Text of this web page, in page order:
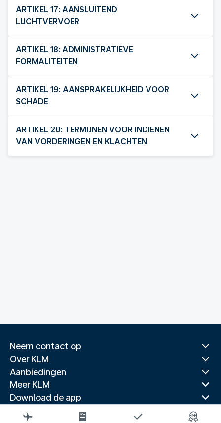
ARTIKEL 17: AANSLUITEND
LUCHTVERVOER
ARTIKEL 18: ADMINISTRATIEVE
FORMALITEITEN
ARTIKEL 19: AANSPRAKELIJKHEID VOOR
SCHADE
ARTIKEL 20: TERMIJNEN VOOR INDIENEN
VAN VORDERINGEN EN KLACHTEN
Neem contact op
Over KLM
Aanbiedingen
Meer KLM
Download de app
Gerelateerde websites